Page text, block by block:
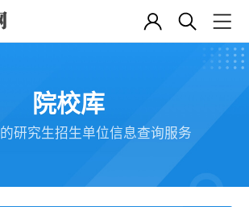
院校库
研究生招生单位信息查询服务